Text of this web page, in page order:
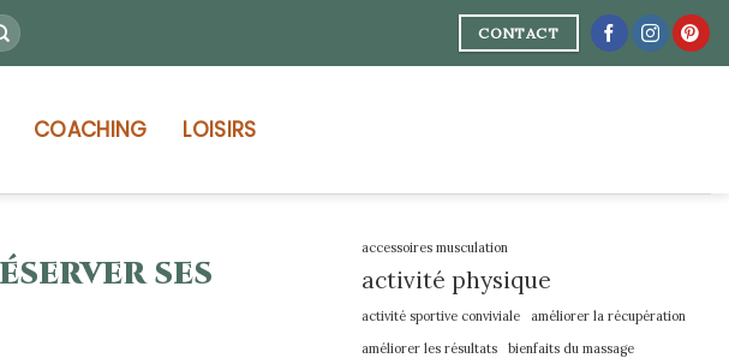
CONTACT
COACHING LOISIRS
ses
accessoires musculation
activité physique
activité sportive conviviale
améliorer la récupération
améliorer les résultats
bienfaits du massage